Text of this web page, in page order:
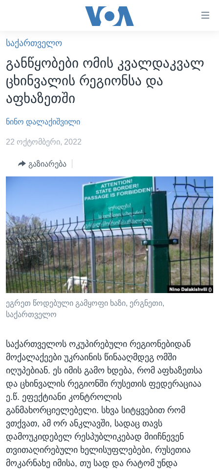
ხელმისაწვდომობისთვის
გადადით
მთავარზე
გადადით
მთავარ
ნავიგაციაზე
გადადით
ძიებაზე
ᲐᲮᲐᲚᲘ ᲐᲛᲑᲔᲑᲘ
ᲡᲐᲥᲐᲠᲗᲕᲔᲚᲝ
ᲐᲨᲨ
ᲐᲨᲨ-ᲘᲡ ᲐᲠᲩᲔᲕᲜᲔᲑᲘ 2024
ᲛᲡᲝᲤᲚᲘᲝ
ᲕᲘᲓᲔᲝᲔᲑᲘ
ᲒᲐᲓᲐᲪᲔᲛᲔᲑᲘ
ᲮᲔᲓᲕᲐ ᲕᲐᲨᲘᲜᲒᲢᲝᲜᲘᲓᲐᲜ
ᲡᲢᲣᲓᲘᲐ ᲕᲐᲨᲘᲜᲒᲢᲝᲜᲘ
ᲔᲙᲝᲜᲝᲛᲘᲙᲐ
ᲯᲐᲜᲛᲠᲗᲔᲚᲝᲑᲐ
ᲛᲔᲪᲜᲘᲔᲠᲔᲑᲐ
ᲘᲜᲢᲔᲠᲕᲘᲣ
ᲙᲣᲚᲢᲣᲠᲐ
ᲒᲐᲚᲘᲚᲔᲝ
ᲠᲣᲡᲔᲗᲘᲡ ᲨᲔᲭᲠᲐ ᲣᲙᲠᲐᲘᲜᲐᲨᲘ
Learning English
ᲗᲕᲐᲚᲘ ᲒᲕᲐᲓᲔᲕᲜᲔᲗ
ენები
ᲡᲐᲥᲐᲠᲗᲕᲔᲚᲝ
განწყობები ომის კვალდაკვალ
ცხინვალის რეგიონსა და
აფხაზეთში
ნინო დალაქიშვილი
22 ოქტომბერი, 2022
გაზიარება
ეგრეთ წოდებული გამყოფი ხაზი, ერგნეთი,
საქართველო
საქართველოს ოკუპირებული რეგიონებიდან
მოქალაქეები უკრაინის წინააღმდეგ ომში
იღუპებიან. ეს იმის გამო ხდება, რომ აფხაზეთსა
და ცხინვალის რეგიონში რუსეთის ფედერაციაა
ე.წ. ეფექტიანი კონტროლის
განმახორციელებელი. სხვა სიტყვებით რომ
ვთქვათ, ამ ორ ანკლავში, სადაც თავს
დამოუკიდებელ რესპუბლიკებად მიიჩნევენ
თვითაღირებული ხელისუფლებები, რუსეთია
მოკარნახე იმისა, თუ სად და რატომ უნდა